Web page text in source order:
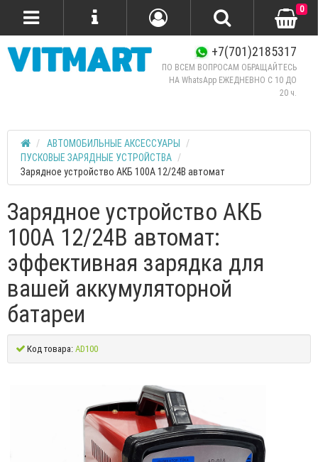
+7(701)2185317
ПО ВСЕМ ВОПРОСАМ ОБРАЩАЙТЕСЬ
НА WhatsApp ЕЖЕДНЕВНО C 10 ДО
20 ч.
0
АВТОМОБИЛЬНЫЕ АКСЕССУАРЫ
ПУСКОВЫЕ ЗАРЯДНЫЕ УСТРОЙСТВА
Зарядное устройство АКБ 100А 12/24В автомат
Зарядное устройство АКБ
100А 12/24В автомат:
эффективная зарядка для
вашей аккумуляторной
батареи
Код товара:AD100